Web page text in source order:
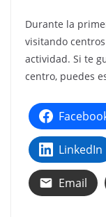
Durante la
visitando
actividad. Si te
centro, puedes
LinkedIn
Email